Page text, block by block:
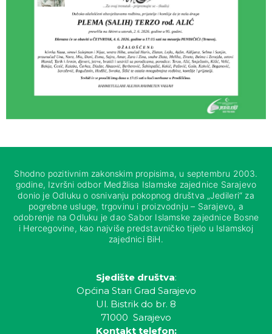
Shodno pozitivnim zakonskim propisima, u septembru 2003.
godine, Izvršni odbor Medžlisa Islamske zajednice Sarajevo
donio je Odluku o osnivanju pokopnog društva „Jedileri“ za
pogrebne usluge, trgovinu i proizvodnju – Sarajevo, a
odobrenje na Odluku je dao Sabor Islamske zajednice Bosne
i Hercegovine, kao najviše predstavničko tijelo u Islamskoj
zajednici BiH.
Sjedište društva:
Općina Stari Grad Sarajevo
Ul. Bistrik do br. 8
71000 Sarajevo
Kontakt telefon: